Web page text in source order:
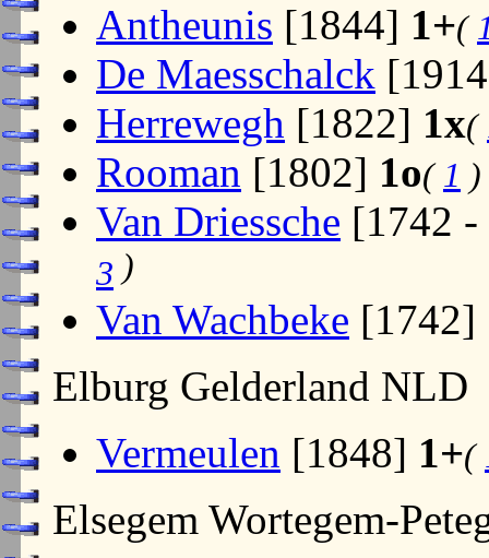
Antheunis [1844] 1+(
De Maesschalck
Herrewegh [1822] 1x(
Rooman [1802] 1o( 1 )
Van Driessche [1742
3 )
Van Wachbeke [1742]
Elburg Gelderland NLD
Vermeulen [1848] 1+(
Elsegem Wortegem-